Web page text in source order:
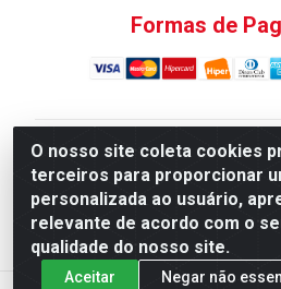
O nosso site coleta cookies
terceiros para proporcionar
personalizada ao usuário,
relevante de acordo com o
qualidade do nosso site.
Aceitar Negar não
Formas de
Atacadao da Limpeza F.
Distribuicao LTDA - Quadra Qi
Industrial (Taguatinga), Brasília/
CNPJ